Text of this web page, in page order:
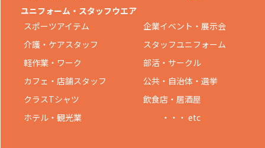
ユニフォーム・スタッフウエア
スポーツアイテム
企業イベント・展示会
介護・ケアスタッフ
スタッフユニフォーム
軽作業・ワーク
部活・サークル
カフェ・店舗スタッフ
公共・自治体・選挙
クラスTシャツ
飲食店・居酒屋
ホテル・観光業
・・・ etc